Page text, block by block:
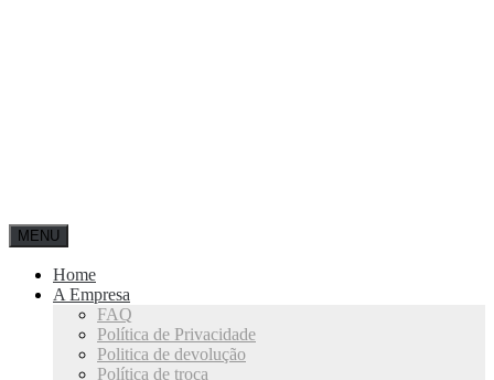
MENU
Home
A Empresa
FAQ
Política de Privacidade
Politica de devolução
Política de troca